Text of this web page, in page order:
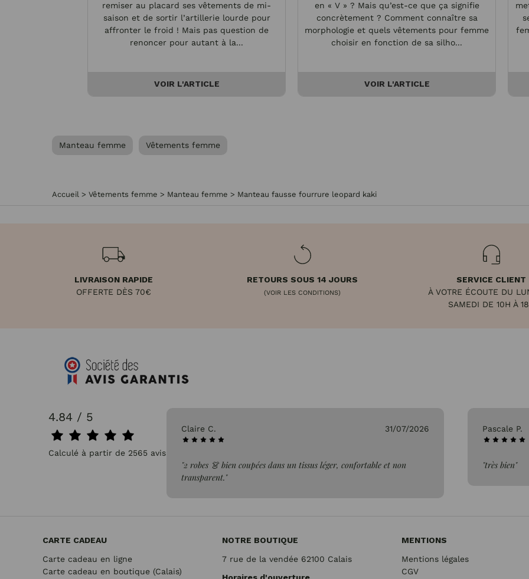
remiser au placard ses vêtements de mi-
saison et de sortir l’artillerie lourde pour
affronter le froid ! Mais pas question de
renoncer pour autant à la...
VOIR L'ARTICLE
en « V » ? Mais qu’est-ce que ça signifie
concrètement ? Comment connaître sa
morphologie et quels vêtements pour femme
choisir en fonction de sa silho...
VOIR L'ARTICLE
Manteau femme Vêtements femme
Accueil > Vêtements femme > Manteau femme > Manteau fausse fourrure leopard kaki
LIVRAISON RAPIDE
OFFERTE DÈS 70€
RETOURS SOUS 14 JOURS
(VOIR LES CONDITIONS)
SERVICE CLIENT
À VOTRE ÉCOUTE DU
SAMEDI DE 10H À
4.84 / 5
Calculé à partir de 2565 avis.
31/07/2026 Pascale P. 26/07/2026
"très bien"
Genevieve
"Parfait"
CARTE CADEAU
Carte cadeau en ligne
Carte cadeau en boutique (Calais)
NOTRE BOUTIQUE
7 rue de la vendée 62100 Calais
MENTIONS
Mentions légales
CGV